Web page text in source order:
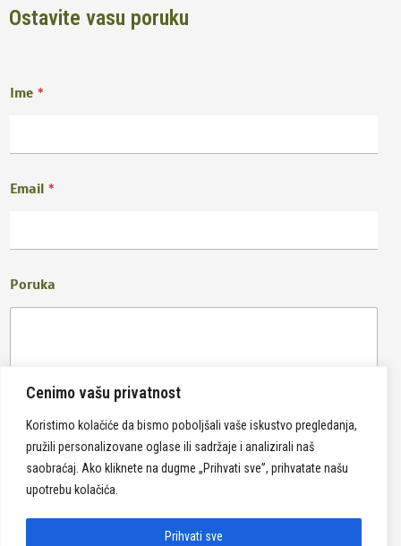
Cenimo vašu privatnost
Koristimo kolačiće da bismo poboljšali vaše iskustvo pregledanja,
pružili personalizovane oglase ili sadržaje i analizirali naš
saobraćaj. Ako kliknete na dugme „Prihvati sve”, prihvatate našu
upotrebu kolačića.
Prihvati sve
Ostavite vasu poruku
Ime *
Email *
Poruka
Pošalji